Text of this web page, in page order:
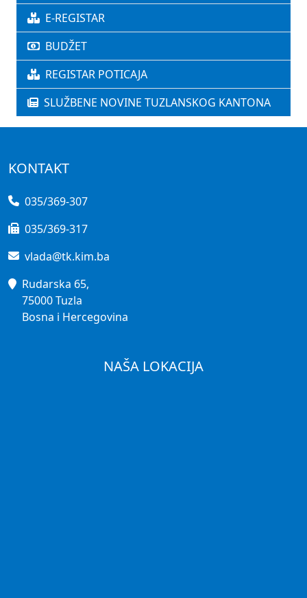
E-REGISTAR
BUDŽET
REGISTAR POTICAJA
SLUŽBENE NOVINE TUZLANSKOG KANTONA
KONTAKT
035/369-307
035/369-317
vlada@tk.kim.ba
Rudarska 65,
75000 Tuzla
Bosna i Hercegovina
NAŠA LOKACIJA